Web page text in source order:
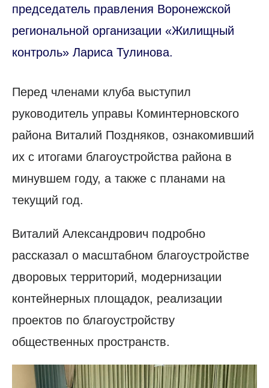
председатель правления Воронежской
региональной организации «Жилищный
контроль» Лариса Тулинова.
Перед членами клуба выступил
руководитель управы Коминтерновского
района Виталий Поздняков, ознакомивший
их с итогами благоустройства района в
минувшем году, а также с планами на
текущий год.
Виталий Александрович подробно
рассказал о масштабном благоустройстве
дворовых территорий, модернизации
контейнерных площадок, реализации
проектов по благоустройству
общественных пространств.